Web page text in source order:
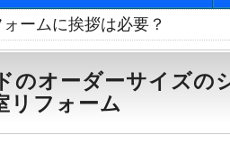
ォームに挨拶は必要？
のオーダーサイズの
フォーム